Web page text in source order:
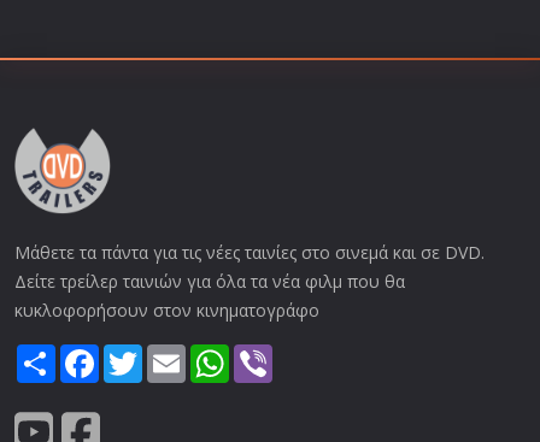
Μάθετε τα πάντα για τις νέες ταινίες στο σινεμά και σε DVD.
Δείτε τρείλερ ταινιών για όλα τα νέα φιλμ που θα
κυκλοφορήσουν στον κινηματογράφο
ShareFacebook
TwitterEmail WhatsApp